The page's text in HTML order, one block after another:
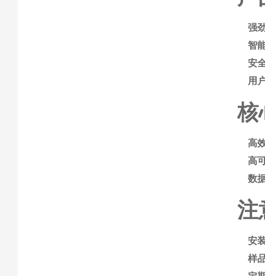
强
智
安
用
核
高
高
数
注
安
样